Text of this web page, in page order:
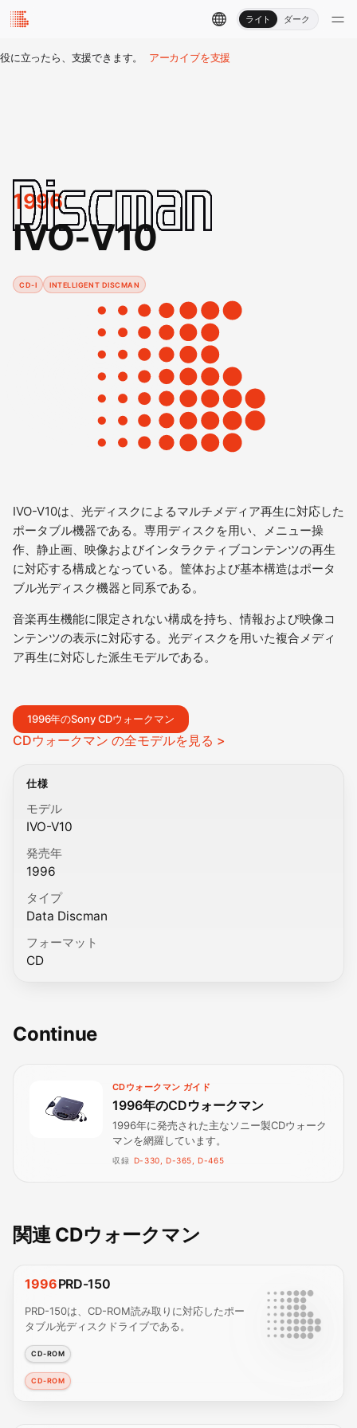
ライト ダーク
役に立ったら、支援できます。 アーカイブを支援
1996
IVO-V10
CD-I INTELLIGENT DISCMAN
IVO-V10は、光ディスクによるマルチメディア再生に対応した
ポータブル機器である。専用ディスクを用い、メニュー操
作、静止画、映像およびインタラクティブコンテンツの再生
に対応する構成となっている。筐体および基本構造はポータ
ブル光ディスク機器と同系である。
音楽再生機能に限定されない構成を持ち、情報および映像コ
ンテンツの表示に対応する。光ディスクを用いた複合メディ
ア再生に対応した派生モデルである。
1996年のSony CDウォークマン
CDウォークマン の全モデルを見る >
仕様
モデル
IVO-V10
発売年
1996
タイプ
Data Discman
フォーマット
CD
Continue
CDウォークマン ガイド
1996年のCDウォークマン
1996年に発売された主なソニー製CDウォーク
マンを網羅しています。
収録 D-330, D-365, D-465
関連 CDウォークマン
1996PRD-150
PRD-150は、CD-ROM読み取りに対応したポー
タブル光ディスクドライブである。
CD-ROM
CD-ROM